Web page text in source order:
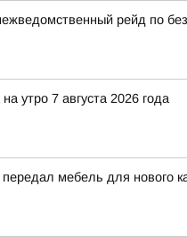
рейд по
утро 7 августа 2026 года
мебель для нового